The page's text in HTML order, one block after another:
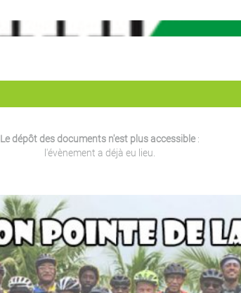
Le dépôt des documents n'est plus accessible:
l'évènement a déjà eu lieu.